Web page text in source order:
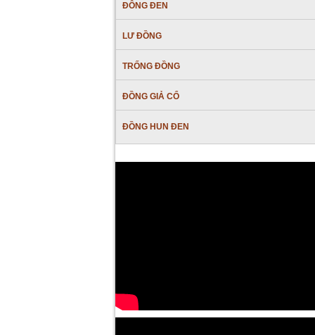
ĐÔNG ĐEN
LƯ ĐỒNG
TRỐNG ĐỒNG
ĐỒNG GIẢ CỔ
ĐỒNG HUN ĐEN